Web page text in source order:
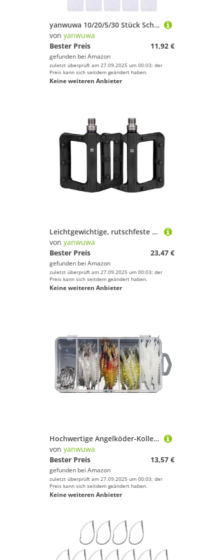
yanwuwa 10/20/5/30 Stück Schwimmbad-Skimmer-Socken staubdichte Netztasche Pools Skimmera feine Maschen Filterwerkzeug Schwimmen ultrafeines Netz
von yanwuwa
Bester Preis
11,92 €
gefunden bei Amazon
zuletzt überprüft am 27.09.2025 um 00:03; der
Preis kann sich seitdem geändert haben.
Keine weiteren Anbieter
Leichtgewichtige, rutschfeste Straßenfahrräder, Nylon-Pedale, Mountainbike-Dichtung, Lager, breit, flach, Radfahren, rutschfeste Fahrräder
von yanwuwa
Bester Preis
23,47 €
gefunden bei Amazon
zuletzt überprüft am 27.09.2025 um 00:03; der
Preis kann sich seitdem geändert haben.
Keine weiteren Anbieter
Hochwertige Angelköder-Kollektion verbessert die Textur für erhöhte Schläge in Süßwasser, Salzwasser, Umwelt, Haltbarkeit, Angelköder
von yanwuwa
Bester Preis
13,57 €
gefunden bei Amazon
zuletzt überprüft am 27.09.2025 um 00:03; der
Preis kann sich seitdem geändert haben.
Keine weiteren Anbieter